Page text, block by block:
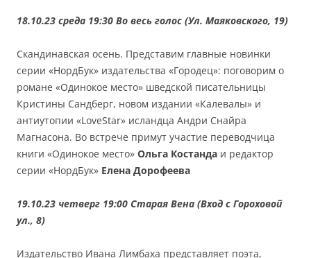
18.10.23 среда 19:30 Во весь голос (Ул. Маяковского, 19)
Скандинавская осень. Представим главные новинки
серии «НордБук» издательства «Городец»: поговорим о
романе «Одинокое место» шведской писательницы
Кристины Сандберг, новом издании «Калевалы» и
антиутопии «LoveStar» исландца Андри Снайра
Магнасона. Во встрече примут участие переводчица
книги «Одинокое место» Ольга Костанда и редактор
серии «НордБук» Елена Дорофеева
19.10.23 четверг 19:00 Старая Вена (Вход с Гороховой
ул., 8)
Издательство Ивана Лимбаха представляет поэта,